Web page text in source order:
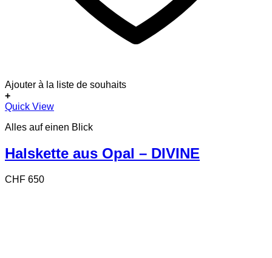
Ajouter à la liste de souhaits
+
Quick View
Alles auf einen Blick
Halskette aus Opal – DIVINE
CHF 650